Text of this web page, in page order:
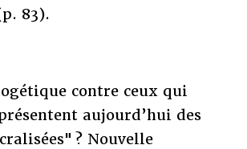
83).
contre ceux qui
aujourd’hui des
? Nouvelle